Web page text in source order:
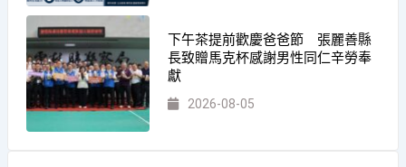
下午茶提前歡慶爸爸節 張麗善縣
長致贈馬克杯感謝男性同仁辛勞奉
獻
2026-08-05